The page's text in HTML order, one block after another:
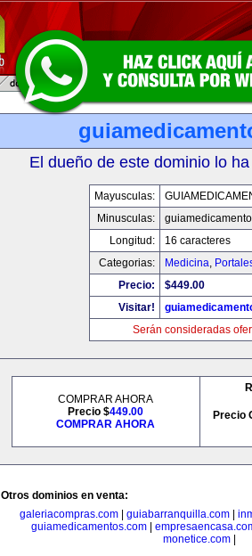
El dueño de este dominio lo
Mayusculas:
Minusculas:
Longitud:
16 caracteres
Categorias:
Medicina,
Precio:
$449.00
Visitar!
Serán consideradas
COMPRAR AHORA
Precio $449.00
COMPRAR AHORA
Precio
Otros dominios en venta:
galeriacompras.com
guiabarranquilla.com
guiamedicamentos.com|
monetice.com